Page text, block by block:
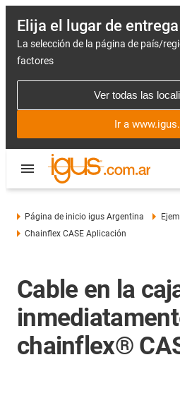
Elija el lugar de entrega
La selección de la página de país/
factores
Ver todas las
Ir a
Página de inicio igus Argentina
Chainflex CASE Aplicación
Cable en la
chainflex®